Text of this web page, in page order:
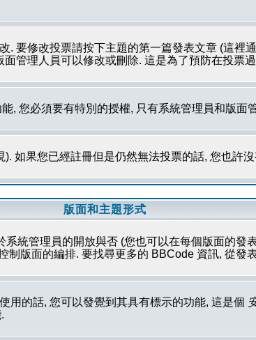
要修改投票請按下主題的第一篇發表文章 (這裡
管理人員可以修改或刪除. 這是為了預防在投票
, 您必須要有特別的授權, 只有系統管理員和版面
如果您已經註冊但是仍然無法投票的話, 您也許
版面和主題形式
統管理員的開放與否 (您也可以在每個版面的發
版面的編排. 要找尋更多的 BBCode 資訊, 從發
用的話, 您可以發覺到其具有標示的功能, 這是個